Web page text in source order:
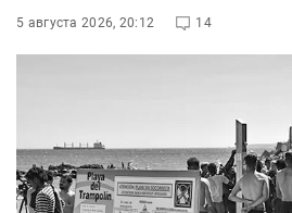
5 августа 2026, 20:12 14